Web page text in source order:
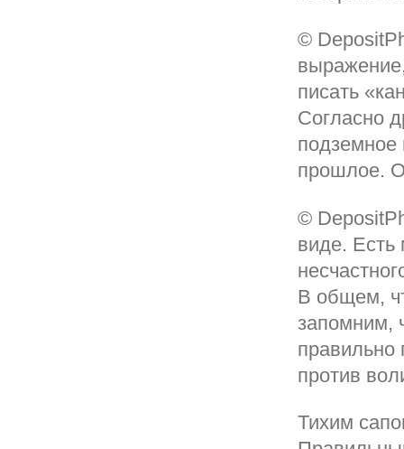
©
писать
Согласно
подземное
прошлое.
©
виде. Есть
В общем,
запомним,
правильно
против
Тихим